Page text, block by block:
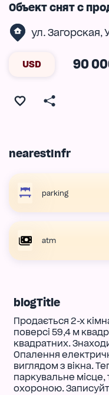
Объект снят с
ул. Загорская,
USD 90
nearestInfr
parking
atm
blogTitle
Продається 2-х
поверсі 59,4 м
квадратних.
Опалення
виглядом з вікна.
паркувальне місце,
охороною.